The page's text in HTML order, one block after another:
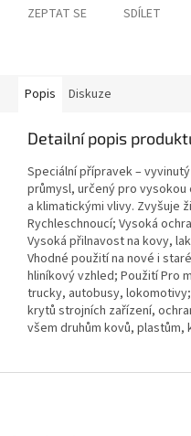
ZEPTAT SE SDÍLET
Popis Diskuze
Detailní popis
Speciální přípravek –
průmysl, určený pro
a klimatickými vlivy. Zvyšuje
Rychleschnoucí; Vysoká
Vysoká přilnavost na kovy,
Vhodné použití na nové i
hliníkový vzhled; Použití Pro
trucky, autobusy,
krytů strojních zařízení,
všem druhům kovů,